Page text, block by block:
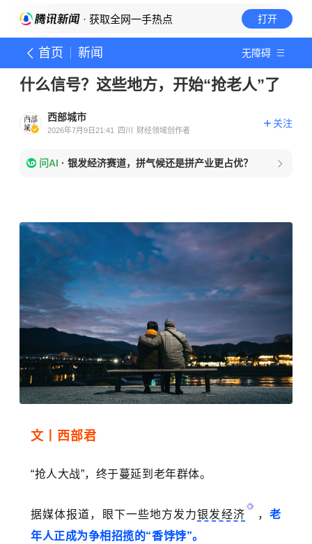
· 获取全网一手热点 打开
首页 新闻 无障碍
什么信号？这些地方，开始“抢老人”了
西部城市
2026年7月9日21:41 四川 财经领域创作者
关注
问AI · 银发经济赛道，拼气候还是拼产业更占优？
文丨西部君
“抢人大战”，终于蔓延到老年群体。
据媒体报道，眼下一些地方发力银发经济 ，老
年人正成为争相招揽的“香饽饽”。